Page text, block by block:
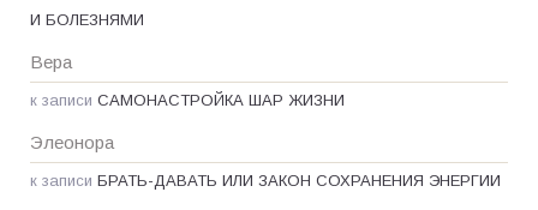
И БОЛЕЗНЯМИ
Вера
к записи САМОНАСТРОЙКА ШАР ЖИЗНИ
Элеонора
к записи БРАТЬ-ДАВАТЬ ИЛИ ЗАКОН СОХРАНЕНИЯ ЭНЕРГИИ